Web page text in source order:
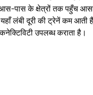
पास के क्षेत्रों तक पहुँच
लंबी दूरी की ट्रेनें कम आती
उपलब्ध कराता है।